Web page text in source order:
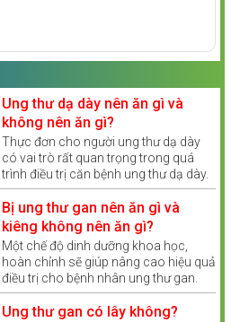
Ung thư dạ dày nên ăn gì và
không nên ăn gì?
Thực đơn cho người ung thư dạ dày
có vai trò rất quan trọng trong quá
trình điều trị căn bệnh ung thư dạ dày.
Theo Bác sĩ khoa Ung bướu bệnh viện
Vinmec Times City, dinh dưỡng cho
người bệnh ung thư dạ dày không
giống như những loại bệnh khác mà
cần phải tuân thủ theo một chế độ
sau đây
Bị ung thư gan nên ăn gì và
kiêng không nên ăn gì?
Một chế độ dinh dưỡng khoa học,
hoàn chỉnh sẽ giúp nâng cao hiệu quả
điều trị cho bệnh nhân ung thư gan.
Tuy nhiên, khi mắc bệnh ung thư gan
kiêng ăn gì và nên ăn gì là điều không
Ung thư gan có lây không?